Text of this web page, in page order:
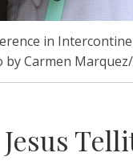
in
by Carmen